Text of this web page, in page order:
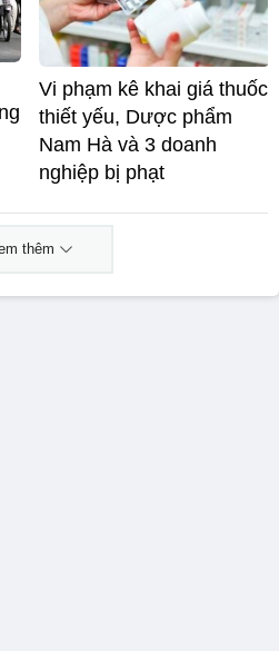
Vi phạm kê khai giá thuốc
thiết yếu, Dược phẩm
Nam Hà và 3 doanh
nghiệp bị phạt
thêm